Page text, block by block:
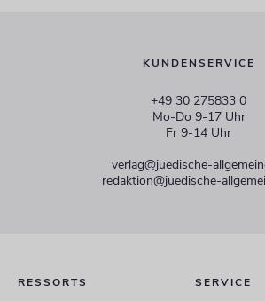
KUNDENSERVICE
+49 30 275833 0
Mo-Do 9-17 Uhr
Fr 9-14 Uhr
verlag@juedische-
redaktion@juedische-
RESSORTS SERVICE